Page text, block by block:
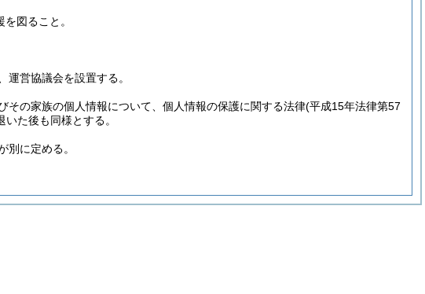
図ること。
運営協議会を設置する。
の家族の個人情報について、個人情報の保護に関する法律(平成15年法律第57
いた後も同様とする。
別に定める。